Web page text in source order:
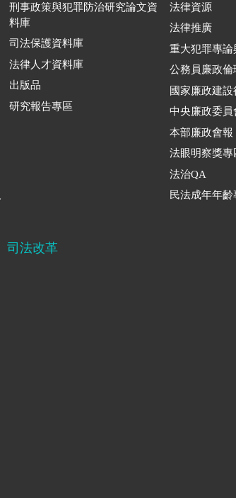
刑事政策與犯罪防治研究論文資
料庫
司法保護資料庫
法律人才資料庫
出版品
研究報告專區
法律資源
法律推廣
重大犯罪專論
公務員廉政倫
國家廉政建
中央廉政委員
本部廉政會報
法眼明察獎專
法治QA
民法成年年齡
司法改革